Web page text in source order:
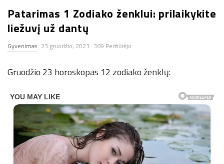
n
.
n
e
t
Patarimas 1 Zodiako ženklui: prilaikykite
liežuvį už dantų
Gyvenimas 23 gruodžio, 2023 369 Peržiūrėjo
Gruodžio 23 horoskopas 12 zodiako ženklų: